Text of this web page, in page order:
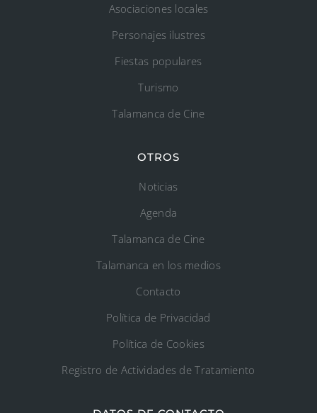
Asociaciones locales
Personajes ilustres
Fiestas populares
Turismo
Talamanca de Cine
OTROS
Noticias
Agenda
Talamanca de Cine
Talamanca en los medios
Contacto
Política de Privacidad
Política de Cookies
Registro de Actividades de Tratamiento